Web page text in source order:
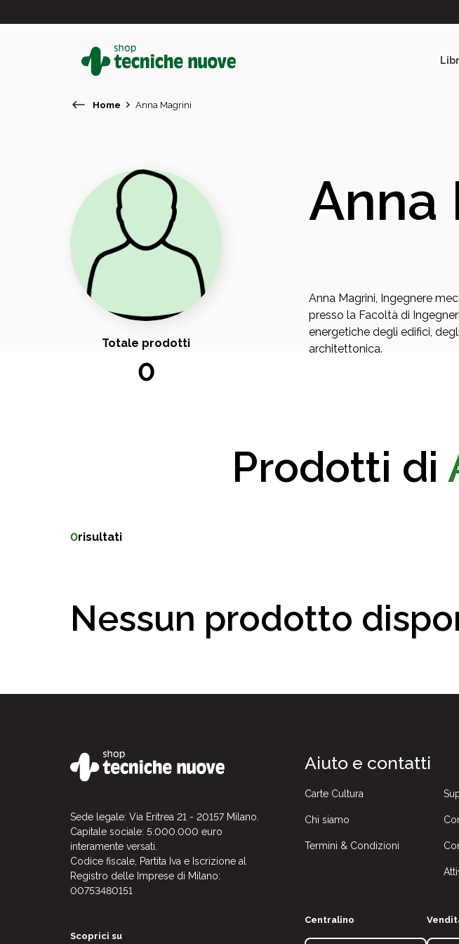
In primo piano
Home Anna Magrini
Totale prodotti
0
Anna
Anna Magrini, Ingegnere
presso la Facoltà di
energetiche degli edifici,
architettonica.
Prodotti di
0risultati
Nessun prodotto
Sede legale: Via Eritrea 21 - 20157 Milano.
Capitale sociale: 5.000.000 euro
interamente versati.
Codice fiscale, Partita Iva e Iscrizione al
Registro delle Imprese di Milano:
00753480151
Scoprici su
Aiuto e contatti
Carte Cultura
Chi siamo
Termini & Condizioni
Centralino